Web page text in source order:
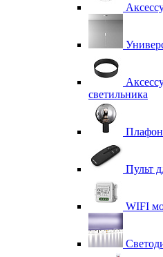
светильника
Плафон
Пульт
WIFI